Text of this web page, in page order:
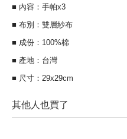
■ 內容：手帕x3
■ 布別：雙層紗布
■ 成份：100%棉
■ 產地：台灣
■ 尺寸：29x29cm
其他人也買了